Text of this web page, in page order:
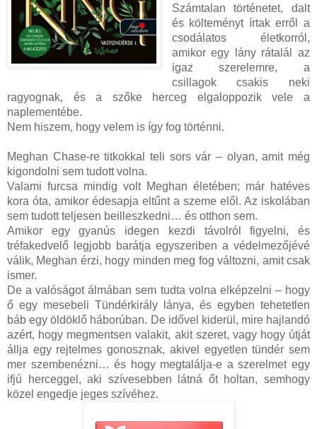
Számtalan történetet, dalt
és költeményt írtak erről a
csodálatos életkorról,
amikor egy lány rátalál az
igaz szerelemre, a
csillagok csakis neki
ragyognak, és a szőke herceg elgaloppozik vele a
naplementébe.
Nem hiszem, hogy velem is így fog történni.
Meghan Chase-re titkokkal teli sors vár – olyan, amit még
kigondolni sem tudott volna.
Valami furcsa mindig volt Meghan életében; már hatéves
kora óta, amikor édesapja eltűnt a szeme elől. Az iskolában
sem tudott teljesen beilleszkedni… és otthon sem.
Amikor egy gyanús idegen kezdi távolról figyelni, és
tréfakedvelő legjobb barátja egyszeriben a védelmezőjévé
válik, Meghan érzi, hogy minden meg fog változni, amit csak
ismer.
De a valóságot álmában sem tudta volna elképzelni – hogy
ő egy mesebeli Tündérkirály lánya, és egyben tehetetlen
báb egy öldöklő háborúban. De idővel kiderül, mire hajlandó
azért, hogy megmentsen valakit, akit szeret, vagy hogy útját
állja egy rejtelmes gonosznak, akivel egyetlen tündér sem
mer szembenézni… és hogy megtalálja-e a szerelmet egy
ifjú herceggel, aki szívesebben látná őt holtan, semhogy
közel engedje jeges szívéhez.